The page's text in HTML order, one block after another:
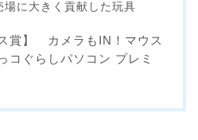
場に大きく貢献した玩具
賞】 カメラもIN！マウス
コぐらしパソコン プレミ